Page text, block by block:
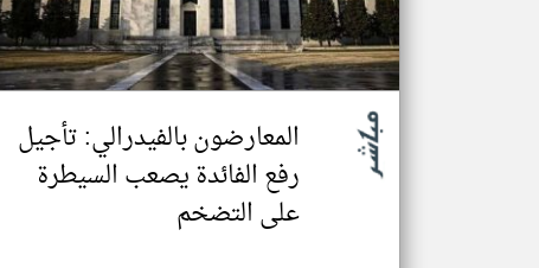
المعارضون بالفيدرالي: تأجيل
رفع الفائدة يصعب السيطرة
على التضخم